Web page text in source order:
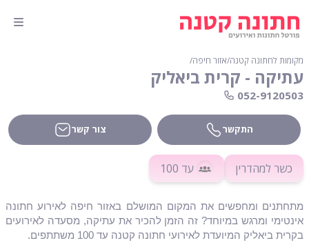
מקומות לחתונה קטנה∕אזור חיפה∕
עתיקה - קרית ביאליק
052-9120503
התקשר צור קשר
כשר למהדרין עד 100
מתחתנים ומחפשים את המקום המושלם באזור חיפה לאירוע חתונה
אינטימי ומרגש במיוחד? זה הזמן להכיר את עתיקה, מסעדה לאירועים
בקרית ביאליק המיועדת לאירועי חתונה קטנה עד 100 משתתפים.